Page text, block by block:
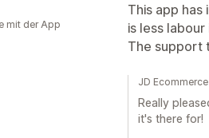
This app
is less
The support
mit der App
JD
Really
it's there for!